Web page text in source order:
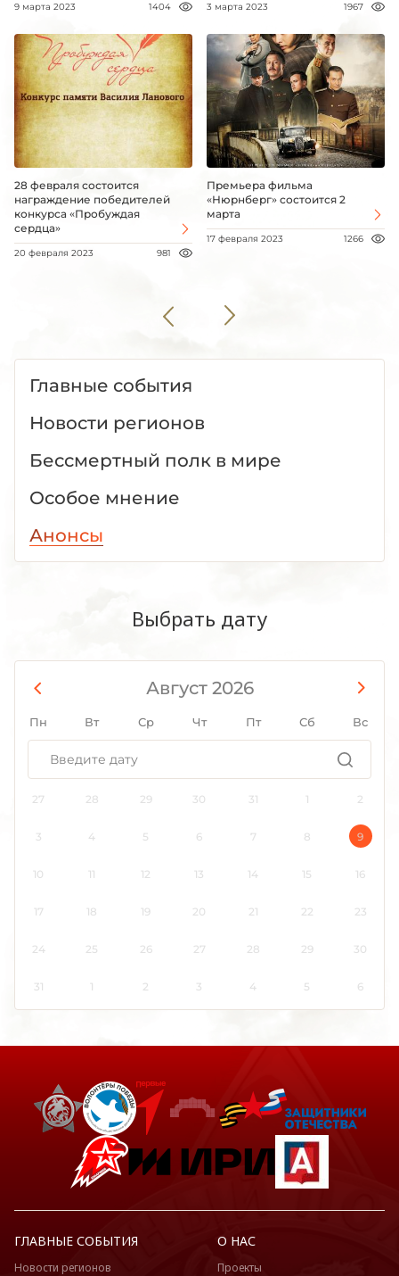
9 марта 2023 1404 3 марта 2023 1967
28 февраля состоится
награждение победителей
конкурса «Пробуждая
сердца»
20 февраля 2023 981
Премьера фильма
«Нюрнберг» состоится 2
марта
17 февраля 2023 1266
Главные события
Новости регионов
Бессмертный полк в мире
Особое мнение
Анонсы
Выбрать дату
Август 2026
Пн Вт Ср Чт Пт Сб Вс
27 28 29 30 31 1 2
3 4 5 6 7 8 9
10 11 12 13 14 15 16
17 18 19 20 21 22 23
24 25 26 27 28 29 30
31 1 2 3 4 5 6
ГЛАВНЫЕ СОБЫТИЯ
Новости регионов
О НАС
Проекты